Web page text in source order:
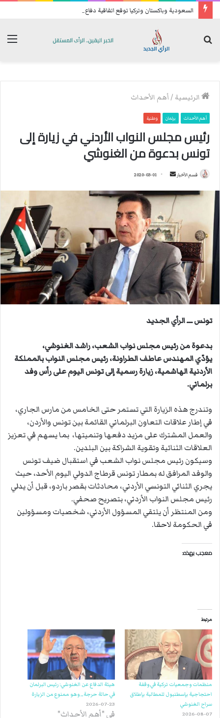
السعودية وباكستان وتركيا توقع اتفاقية دفاع مشترك
الرئيسية /أهم الأحداث
أهم الأحداث برلمان وطنية
رئيس مجلس النواب الأردني في زيارة إلى
تونس بدعوة من الغنوشي
قسم الأخبار
س
ب
ر
ي
د
ا
ل
ك
ت
ا
2020-03-01
تونس ـــ الرأي الجديد
بدعوة من رئيس مجلس نواب الشعب، راشد الغنوشي،
يؤدّي المهندس عاطف الطراونة، رئيس مجلس النواب بالمملكة
الأردنية الهاشمية، زيارة رسمية إلى تونس اليوم على رأس وفد
برلماني.
وتندرج هذه الزيارة التي تستمر حتى الخامس من مارس الجاري،
في إطار علاقات التعاون البرلماني القائمة بين تونس والأردن،
والعمل المشترك على مزيد دفعها وتنميتها، بما يسهم في تعزيز
العلاقات الثنائية وتقوية الشراكة بين البلدين.
وسيكون رئيس مجلس نواب الشعب في استقبال ضيف تونس
والوفد المرافق له بمطار تونس قرطاج الدولي اليوم الأحد، حيث
يجري الثنائي التونسي الأردني، محادثات بقصر باردو، قبل أن يدلي
رئيس مجلس النواب الأردني، بتصريح صحفي.
ومن المنتظر أن يلتقي المسؤول الأردني، شخصيات ومسؤولين
في الحكومة لاحقا.
معجب بهذه:
مرتبط
منظمات وجمعيات تركية في وقفة
احتجاجية بإسطنبول للمطالبة بإطلاق
سراح الغنوشي
2026-08-07
هيئة الدفاع عن الغنوشي: رئيس البرلمان
في حالة حرجة,, وهو ممنوع من الزيارة
2026-07-23
في "أهم الأحداث"